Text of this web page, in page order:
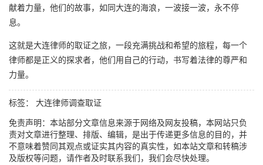
献着力量，他们的故事，如同大连的海浪，一波接一波，永不停
息。
这就是大连律师的取证之旅，一段充满挑战和希望的旅程，每一个
律师都是正义的探求者，他们用自己的行动，书写着法律的尊严和
力量。
标签： 大连律师调查取证
免责声明：本站部分文章信息来源于网络及网友投稿，本网站只负
责对文章进行整理、排版、编辑，是出于传递更多信息的目的，并
不意味着赞同其观点或证实其内容的真实性，如本站文章和转稿涉
及版权等问题，请作者及时联系我们，我们会尽快处理。